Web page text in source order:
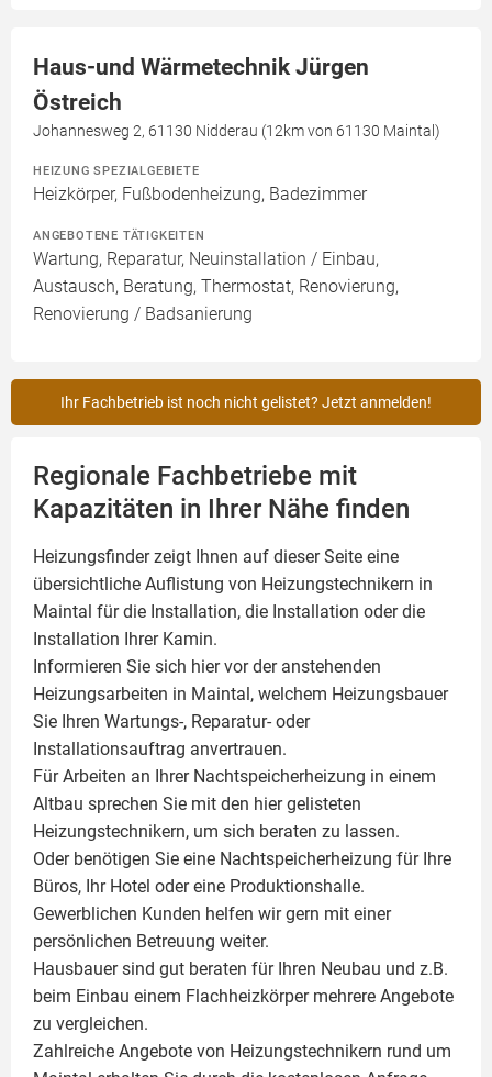
Haus-und Wärmetechnik Jürgen
Östreich
Johannesweg 2, 61130 Nidderau (12km von 61130 Maintal)
HEIZUNG SPEZIALGEBIETE
Heizkörper, Fußbodenheizung, Badezimmer
ANGEBOTENE TÄTIGKEITEN
Wartung, Reparatur, Neuinstallation / Einbau,
Austausch, Beratung, Thermostat, Renovierung,
Renovierung / Badsanierung
Ihr Fachbetrieb ist noch nicht gelistet? Jetzt anmelden!
Regionale Fachbetriebe mit
Kapazitäten in Ihrer Nähe finden
Heizungsfinder zeigt Ihnen auf dieser Seite eine
übersichtliche Auflistung von Heizungstechnikern in
Maintal für die Installation, die Installation oder die
Installation Ihrer Kamin.
Informieren Sie sich hier vor der anstehenden
Heizungsarbeiten in Maintal, welchem Heizungsbauer
Sie Ihren Wartungs-, Reparatur- oder
Installationsauftrag anvertrauen.
Für Arbeiten an Ihrer Nachtspeicherheizung in einem
Altbau sprechen Sie mit den hier gelisteten
Heizungstechnikern, um sich beraten zu lassen.
Oder benötigen Sie eine Nachtspeicherheizung für Ihre
Büros, Ihr Hotel oder eine Produktionshalle.
Gewerblichen Kunden helfen wir gern mit einer
persönlichen Betreuung weiter.
Hausbauer sind gut beraten für Ihren Neubau und z.B.
beim Einbau einem Flachheizkörpermehrere Angebote
zu vergleichen.
Zahlreiche Angebote von Heizungstechnikern rund um